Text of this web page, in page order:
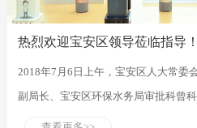
热烈欢迎宝安区领导莅临指导！
2018年7月6日上午，宝安区人大常委
副局长、宝安区环保水务局审批科曾